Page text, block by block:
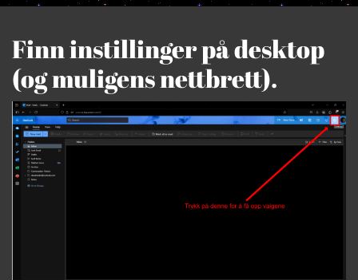
Finn instillinger på desktop
(og muligens nettbrett).